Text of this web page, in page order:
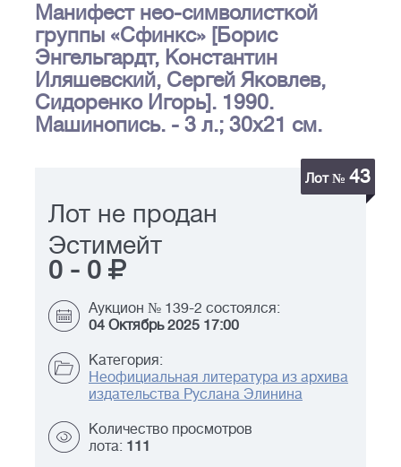
Манифест нео-символисткой
группы «Сфинкс» [Борис
Энгельгардт, Константин
Иляшевский, Сергей Яковлев,
Сидоренко Игорь]. 1990.
Машинопись. - 3 л.; 30x21 см.
Лот № 43
Лот не продан
Эстимейт
0 - 0
Аукцион № 139-2 состоялся:
04 Октябрь 2025 17:00
Категория:
Неофициальная литература из архива
издательства Руслана Элинина
Количество просмотров
лота: 111